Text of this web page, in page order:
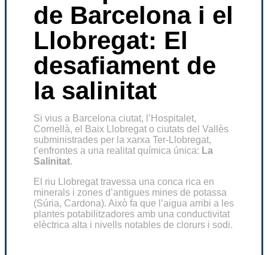
de Barcelona i el
Llobregat: El
desafiament de
la salinitat
Si vius a Barcelona ciutat, l’Hospitalet,
Cornellà, el Baix Llobregat o ciutats del Vallès
subministrades per la xarxa Ter-Llobregat,
t’enfrontes a una realitat química única: La
Salinitat.
El riu Llobregat travessa una conca rica en
minerals i zones d’antigues mines de potassa
(Súria, Cardona). Això fa que l’aigua arribi a les
plantes potabilitzadores amb una conductivitat
elèctrica alta i nivells notables de clorurs i sodi.